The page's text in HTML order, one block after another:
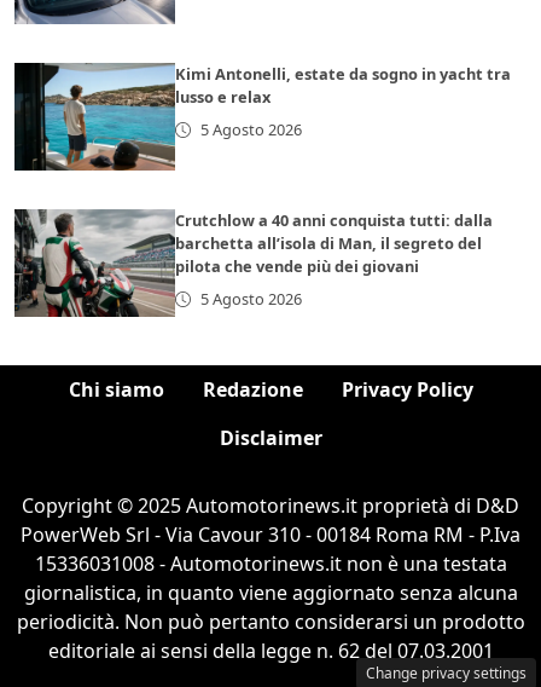
Kimi Antonelli, estate da sogno in yacht tra
lusso e relax
5 Agosto 2026
Crutchlow a 40 anni conquista tutti: dalla
barchetta all’isola di Man, il segreto del
pilota che vende più dei giovani
5 Agosto 2026
Chi siamo Redazione
Privacy Policy
Disclaimer
Copyright © 2025 Automotorinews.it proprietà di D&D
PowerWeb Srl - Via Cavour 310 - 00184 Roma RM - P.Iva
15336031008 - Automotorinews.it non è una testata
giornalistica, in quanto viene aggiornato senza alcuna
periodicità. Non può pertanto considerarsi un prodotto
editoriale ai sensi della legge n. 62 del 07.03.2001
Change privacy settings